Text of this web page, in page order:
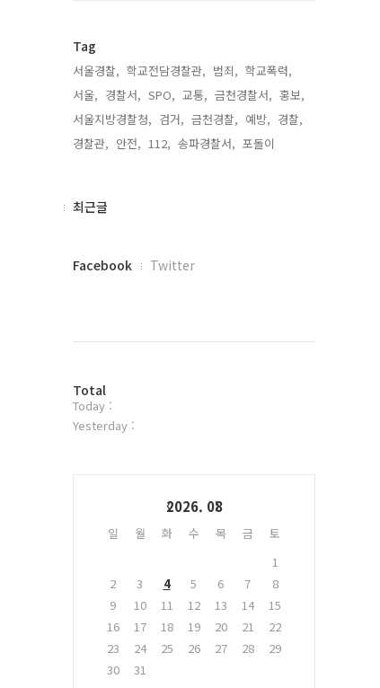
Tag
서울경찰, 학교전담경찰관, 범죄, 학교폭력,
서울, 경찰서, SPO, 교통, 금천경찰서, 홍보,
서울지방경찰청, 검거, 금천경찰, 예방, 경찰,
경찰관, 안전, 112, 송파경찰서, 포돌이,
최
최근글
페
플
러
그
Facebook Twitter
방
문
자
Total
Today :
Yesterday :
2026. 08
일 월 화 수 목 금
토
1
2
3 4 5 6 7
8
9
10 11 12 13 14
15
16
17 18 19 20 21
22
23
24 25 26 27 28
29
30
31